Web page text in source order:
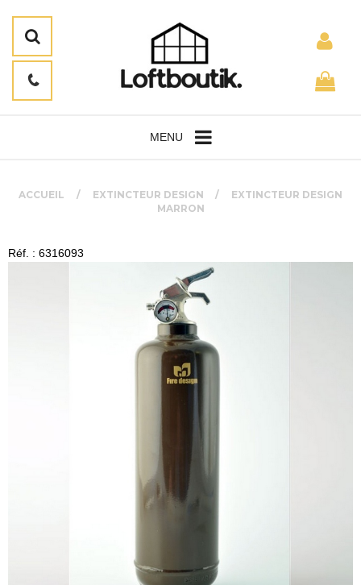
MENU
ACCUEIL EXTINCTEUR DESIGN
EXTINCTEUR DESIGN
MARRON
Réf. : 6316093